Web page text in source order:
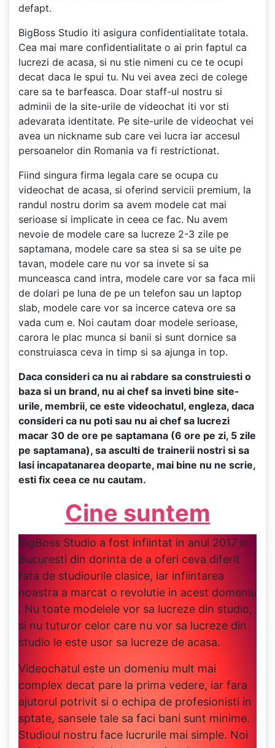
defapt.
BigBoss Studio iti asigura confidentialitate totala.
Cea mai mare confidentialitate o ai prin faptul ca
lucrezi de acasa, si nu stie nimeni cu ce te ocupi
decat daca le spui tu. Nu vei avea zeci de colege
care sa te barfeasca. Doar staff-ul nostru si
adminii de la site-urile de videochat iti vor sti
adevarata identitate. Pe site-urile de videochat vei
avea un nickname sub care vei lucra iar accesul
persoanelor din Romania va fi restrictionat.
Fiind singura firma legala care se ocupa cu
videochat de acasa, si oferind servicii premium, la
randul nostru dorim sa avem modele cat mai
serioase si implicate in ceea ce fac. Nu avem
nevoie de modele care sa lucreze 2-3 zile pe
saptamana, modele care sa stea si sa se uite pe
tavan, modele care nu vor sa invete si sa
munceasca cand intra, modele care vor sa faca mii
de dolari pe luna de pe un telefon sau un laptop
slab, modele care vor sa incerce cateva ore sa
vada cum e. Noi cautam doar modele serioase,
carora le plac munca si banii si sunt dornice sa
construiasca ceva in timp si sa ajunga in top.
Daca consideri ca nu ai rabdare sa construiesti o
baza si un brand, nu ai chef sa inveti bine site-
urile, membrii, ce este videochatul, engleza, daca
consideri ca nu poti sau nu ai chef sa lucrezi
macar 30 de ore pe saptamana (6 ore pe zi, 5 zile
pe saptamana), sa asculti de trainerii nostri si sa
lasi incapatanarea deoparte, mai bine nu ne scrie,
esti fix ceea ce nu cautam.
Cine suntem
BigBoss Studio a fost infiintat in anul 2017 in
Bucuresti din dorinta de a oferi ceva diferit
fata de studiourile clasice, iar infiintarea
noastra a marcat o revolutie in acest domeniu
. Nu toate modelele vor sa lucreze din studio,
si nu tuturor celor care nu vor sa lucreze din
studio le este usor sa lucreze de acasa.
Videochatul este un domeniu mult mai
complex decat pare la prima vedere, iar fara
ajutorul potrivit si o echipa de profesionisti in
sptate, sansele tale sa faci bani sunt minime.
Studioul nostru face lucrurile mai simple. Noi